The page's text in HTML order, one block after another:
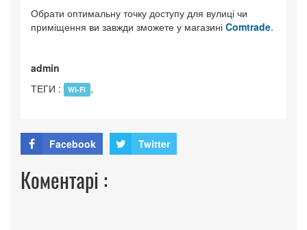
Обрати оптимальну точку доступу для вулиці чи
приміщення ви завжди зможете у магазині Comtrade.
admin
ТЕГИ :
Wi-Fi ,
Facebook Twitter
Коментарі :